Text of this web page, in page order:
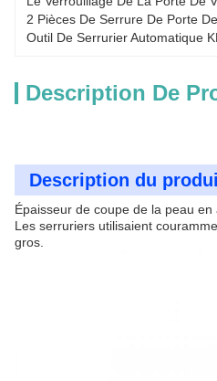
2 Pièces De Serrure De Porte
Outil De Serrurier Automatique
Description De
Description du
Épaisseur de coupe de la peau en
Les serruriers utilisaient
gros.